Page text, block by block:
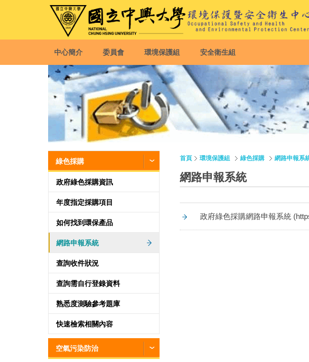
中心簡介 委員會 環境保護組 安全衛生組
綠色採購
政府綠色採購資訊
年度指定採購項目
如何找到環保產品
網路申報系統
查詢收件狀況
查詢需自行登錄資料
熟悉度測驗參考題庫
快速檢索相關內容
空氣污染防治
首頁 環境保護組 綠色採購 網路申報系
網路申報系統
政府綠色採購網路申報系統